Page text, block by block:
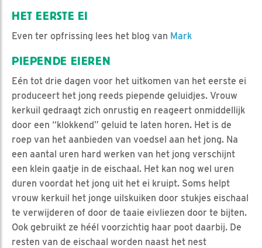
HET EERSTE EI
Even ter opfrissing lees het blog van Mark
PIEPENDE EIEREN
Eén tot drie dagen voor het uitkomen van het eerste ei
produceert het jong reeds piepende geluidjes. Vrouw
kerkuil gedraagt zich onrustig en reageert onmiddellijk
door een “klokkend” geluid te laten horen. Het is de
roep van het aanbieden van voedsel aan het jong. Na
een aantal uren hard werken van het jong verschijnt
een klein gaatje in de eischaal. Het kan nog wel uren
duren voordat het jong uit het ei kruipt. Soms helpt
vrouw kerkuil het jonge uilskuiken door stukjes eischaal
te verwijderen of door de taaie eivliezen door te bijten.
Ook gebruikt ze héél voorzichtig haar poot daarbij. De
resten van de eischaal worden naast het nest